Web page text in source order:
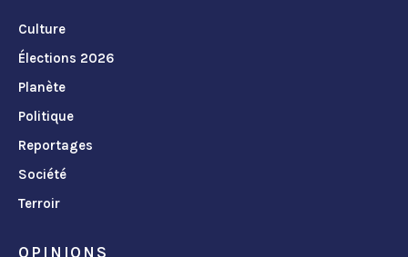
Culture
Élections 2026
Planète
Politique
Reportages
Société
Terroir
OPINIONS